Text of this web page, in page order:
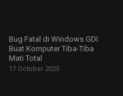
Bug Fatal di Windows GDI
Buat Komputer Tiba-Tiba
Mati Total
17 October 2025